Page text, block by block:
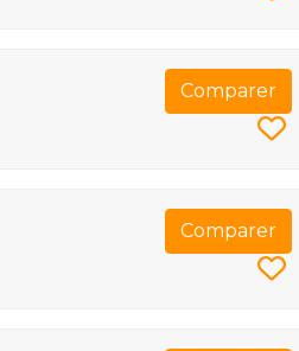
Comparer
Comparer